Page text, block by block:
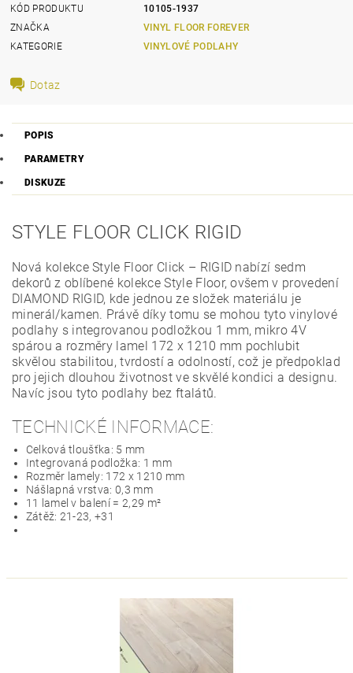
KÓD PRODUKTU
10105-1937
ZNAČKA
VINYL FLOOR FOREVER
KATEGORIE
VINYLOVÉ PODLAHY
Dotaz
POPIS
PARAMETRY
DISKUZE
STYLE FLOOR CLICK RIGID
Nová kolekce Style Floor Click – RIGID nabízí sedm
dekorů z oblíbené kolekce Style Floor, ovšem v provedení
DIAMOND RIGID, kde jednou ze složek materiálu je
minerál/kamen. Právě díky tomu se mohou tyto vinylové
podlahy s integrovanou podložkou 1 mm, mikro 4V
spárou a rozměry lamel 172 x 1210 mm pochlubit
skvělou stabilitou, tvrdostí a odolností, což je předpoklad
pro jejich dlouhou životnost ve skvělé kondici a designu.
Navíc jsou tyto podlahy bez ftalátů.
TECHNICKÉ INFORMACE:
Celková tloušťka: 5 mm
Integrovaná podložka: 1 mm
Rozměr lamely: 172 x 1210 mm
Nášlapná vrstva: 0,3 mm
11 lamel v balení = 2,29 m²
Zátěž: 21-23, +31